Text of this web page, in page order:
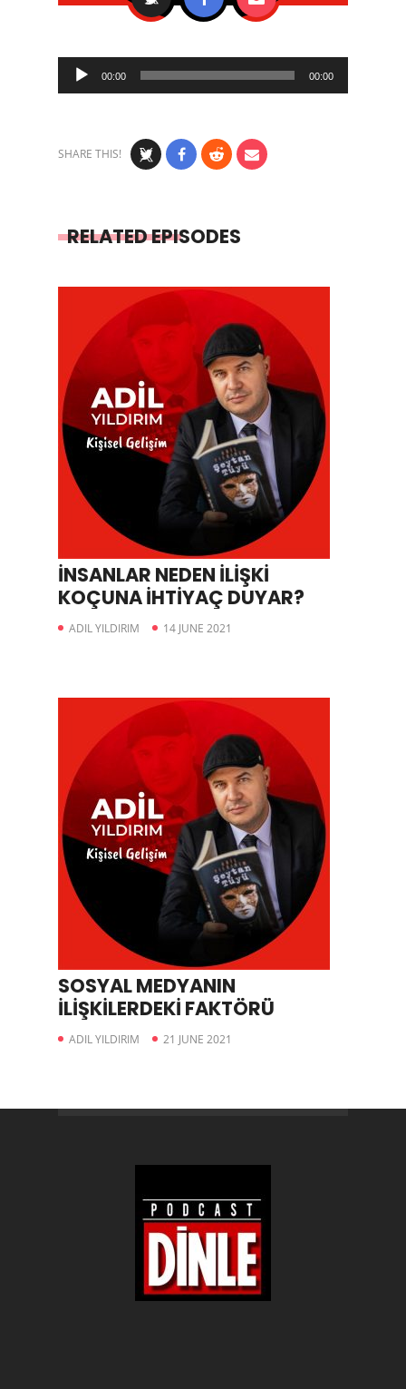
Audio
Player
00:00 00:00
SHARE THIS!
RELATED EPISODES
İNSANLAR NEDEN İLİŞKİ
KOÇUNA İHTİYAÇ DUYAR?
ADIL YILDIRIM 14 JUNE 2021
SOSYAL MEDYANIN
İLİŞKİLERDEKİ FAKTÖRÜ
ADIL YILDIRIM 21 JUNE 2021